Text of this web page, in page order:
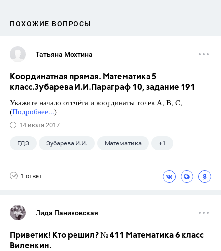
ПОХОЖИЕ ВОПРОСЫ
Татьяна Мохтина
Координатная прямая. Математика 5
класс.Зубарева И.И.Параграф 10, задание 191
Укажите начало отсчёта и координаты точек А, В, С,
(Подробнее...)
14 июля 2017
ГДЗ Зубарева И.И. Математика +1
1 ответ
Лида Паниковская
Приветик! Кто решил? № 411 Математика 6 класс
Виленкин.